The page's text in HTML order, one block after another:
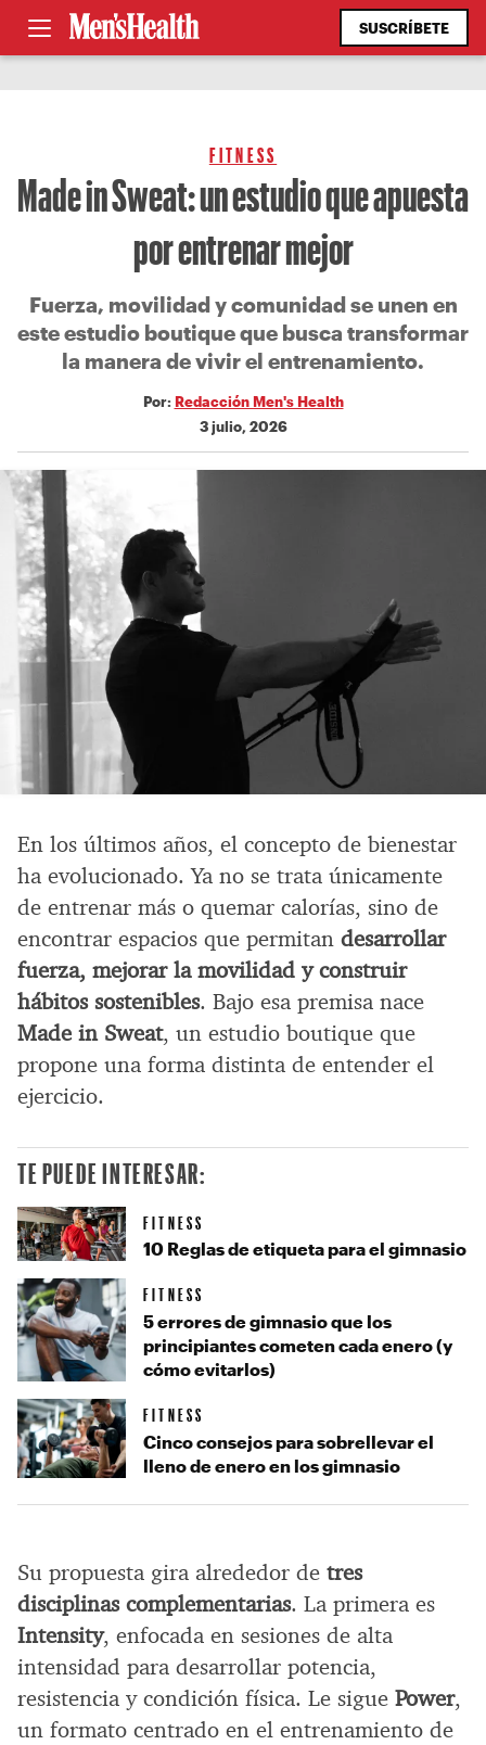
SUSCRÍBETE
FITNESS
Made in Sweat: un estudio que apuesta
por entrenar mejor
Fuerza, movilidad y comunidad se unen en
este estudio boutique que busca transformar
la manera de vivir el entrenamiento.
Por: Redacción Men's Health
3 julio, 2026
En los últimos años, el concepto de bienestar
ha evolucionado. Ya no se trata únicamente
de entrenar más o quemar calorías, sino de
encontrar espacios que permitan desarrollar
fuerza, mejorar la movilidad y construir
hábitos sostenibles. Bajo esa premisa nace
Made in Sweat, un estudio boutique que
propone una forma distinta de entender el
ejercicio.
Su propuesta gira alrededor de tres
disciplinas complementarias. La primera es
Intensity, enfocada en sesiones de alta
intensidad para desarrollar potencia,
resistencia y condición física. Le sigue Power,
un formato centrado en el entrenamiento de
TE PUEDE INTERESAR:
FITNESS
10 Reglas de etiqueta para el gimnasio
FITNESS
5 errores de gimnasio que los
principiantes cometen cada enero (y
cómo evitarlos)
FITNESS
Cinco consejos para sobrellevar el
lleno de enero en los gimnasio